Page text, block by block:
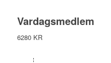
Vardagsmedlem
6280 KR